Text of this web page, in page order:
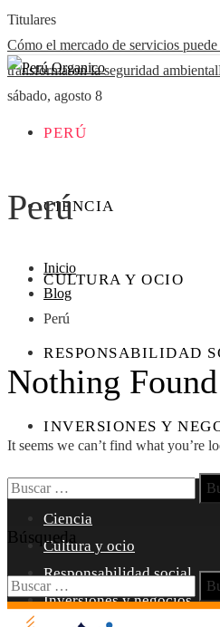
Titulares
Cómo el mercado de servicios
transformaron la seguridad ambiental
sábado, agosto 8
PERÚ
CIENCIA
CULTURA Y OCIO
RESPONSABILIDAD
INVERSIONES Y
Perú
Ciencia
Cultura y ocio
Responsabilidad social
Inversiones y negocios
Perú
Inicio
Blog
Perú
Nothing Found
It seems we can’t find what you’re
Buscar:
Búsqueda
Buscar: